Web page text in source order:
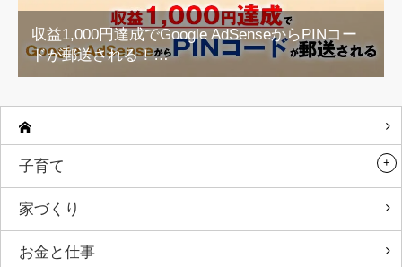
収益1,000円達成でGoogle AdSenseからPINコー
ドが郵送される！…
子育て
家づくり
お金と仕事